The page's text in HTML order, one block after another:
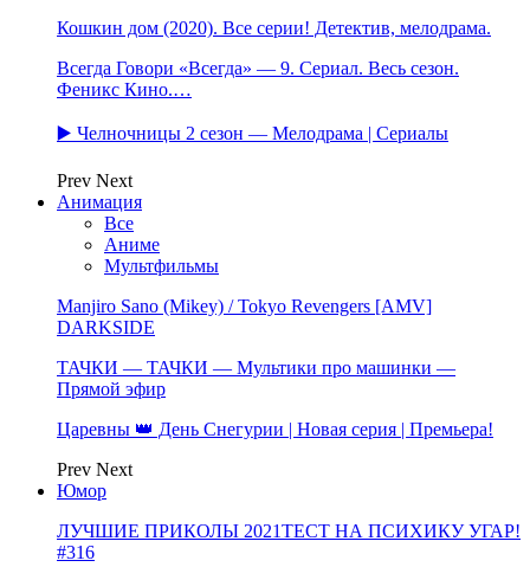
Кошкин дом (2020). Все серии! Детектив, мелодрама.
Всегда Говори «Всегда» — 9. Сериал. Весь сезон.
Феникс Кино.…
▶️ Челночницы 2 сезон — Мелодрама | Сериалы
Prev Next
Анимация
Все
Аниме
Мультфильмы
Manjiro Sano (Mikey) / Tokyo Revengers [AMV]
DARKSIDE
ТАЧКИ — ТАЧКИ — Мультики про машинки —
Прямой эфир
Царевны 👑 День Снегурии | Новая серия | Премьера!
Prev Next
Юмор
ЛУЧШИЕ ПРИКОЛЫ 2021ТЕСТ НА ПСИХИКУ УГАР!
#316